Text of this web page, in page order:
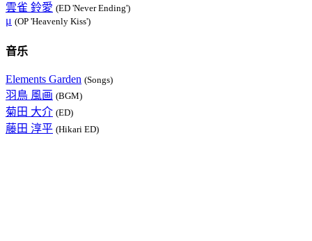
雲雀 鈴愛 (ED 'Never Ending')
μ (OP 'Heavenly Kiss')
音乐
Elements Garden (Songs)
羽鳥 風画 (BGM)
菊田 大介 (ED)
藤田 淳平 (Hikari ED)